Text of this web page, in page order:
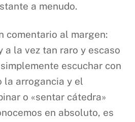
a menudo.
comentario al margen:
a la vez tan raro y escaso
escuchar con
la arrogancia y el
o «sentar cátedra»
en absoluto, es